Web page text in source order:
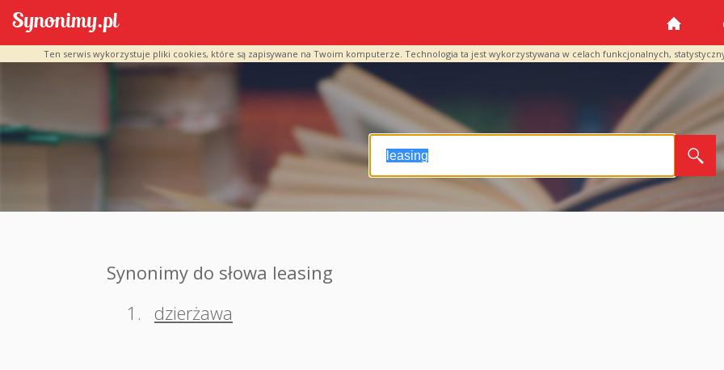
Ten serwis wykorzystuje pliki cookies, które są zapisywane na Twoim komputerze. Technologia ta jest wykorzystywana w celach funkcjonalnych,
Synonimy do słowa leasing
1.
dzierżawa